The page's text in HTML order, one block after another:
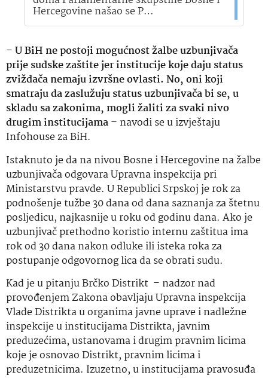
Hercegovine našao se P…
–U BiH ne postoji mogućnost žalbe uzbunjivača
prije sudske zaštite jer institucije koje daju status
zviždača nemaju izvršne ovlasti. No, oni koji
smatraju da zaslužuju status uzbunjivača bi se, u
skladu sa zakonima, mogli žaliti za svaki nivo
drugim institucijama– navodi se u izvještaju
Infohouse za BiH.
Istaknuto je da na nivou Bosne i Hercegovine na žalbe
uzbunjivača odgovara Upravna inspekcija pri
Ministarstvu pravde. U Republici Srpskoj je rok za
podnošenje tužbe 30 dana od dana saznanja za štetnu
posljedicu, najkasnije u roku od godinu dana. Ako je
uzbunjivač prethodno koristio internu zaštitua ima
rok od 30 dana nakon odluke ili isteka roka za
postupanje odgovornog lica da se obrati sudu.
Kad je u pitanju Brčko Distrikt – nadzor nad
provođenjem Zakona obavljaju Upravna inspekcija
Vlade Distrikta u organima javne uprave i nadležne
inspekcije u institucijama Distrikta, javnim
preduzećima, ustanovama i drugim pravnim licima
koje je osnovao Distrikt, pravnim licima i
preduzetnicima. Izuzetno, u institucijama pravosuđa